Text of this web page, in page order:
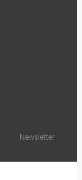
Newsletter